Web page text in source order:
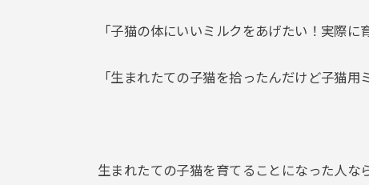
「子猫の体にいいミルクをあげたい！実際に
「生まれたての子猫を拾ったんだけど子猫
生まれたての子猫を育てることになった人な